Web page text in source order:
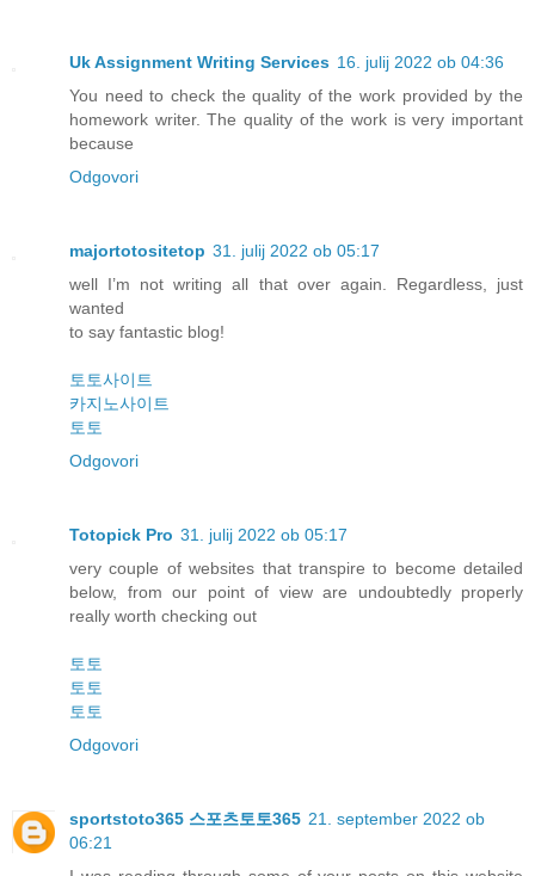
Uk Assignment Writing Services 16. julij 2022 ob 04:36
You need to check the quality of the work provided by the
homework writer. The quality of the work is very important
because
Odgovori
majortotositetop 31. julij 2022 ob 05:17
well I’m not writing all that over again. Regardless, just
wanted
to say fantastic blog!
토토사이트
카지노사이트
토토
Odgovori
Totopick Pro 31. julij 2022 ob 05:17
very couple of websites that transpire to become detailed
below, from our point of view are undoubtedly properly
really worth checking out
토토
토토
토토
Odgovori
sportstoto365 스포츠토토365 21. september 2022 ob
06:21